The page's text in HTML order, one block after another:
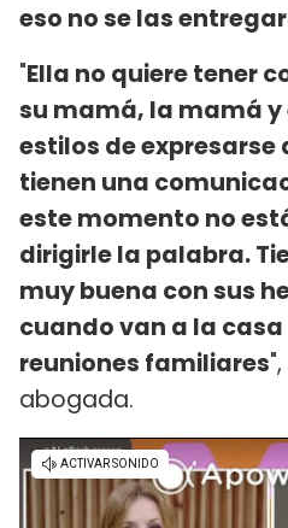
eso no se las
"Ella no quiere tener
su mamá, la mamá y
estilos de expresarse
tienen una
este momento no
dirigirle la palabra.
muy buena con sus
cuando van a la casa
reuniones familiares
abogada.